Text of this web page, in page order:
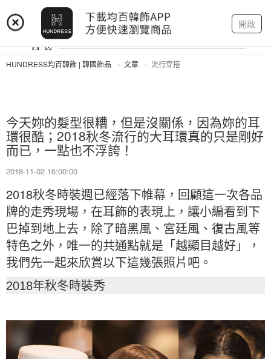
開啟
登入 註冊 我的帳戶
HUNDRESS均百韓飾 | 韓國飾品 文章 流行穿搭
今天妳的髮型很糟，但是沒關係，因為妳的耳
環很酷；2018秋冬流行的大耳環真的只是剛好
而已，一點也不浮誇！
2018-11-02 16:00:00
2018秋冬時裝週已經落下帷幕，回顧這一次各品
牌的走秀現場，在耳飾的表現上，讓小編看到下
巴掉到地上去，除了暗黑風、宮廷風、復古風等
特色之外，唯一的共通點就是「越顯目越好」，
我們先一起來欣賞以下這幾張照片吧。
2018年秋冬時裝秀